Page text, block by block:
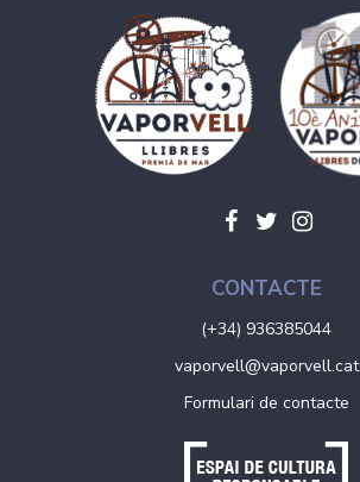
CONTACTE
(+34) 936385044
vaporvell@vaporvell.cat
Formulari de contacte